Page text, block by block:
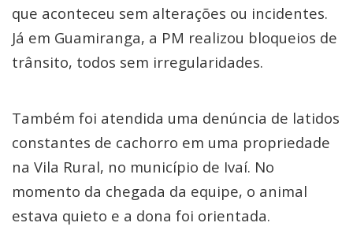
que aconteceu sem alterações ou incidentes.
Já em Guamiranga, a PM realizou bloqueios de
trânsito, todos sem irregularidades.
Também foi atendida uma denúncia de latidos
constantes de cachorro em uma propriedade
na Vila Rural, no município de Ivaí. No
momento da chegada da equipe, o animal
estava quieto e a dona foi orientada.